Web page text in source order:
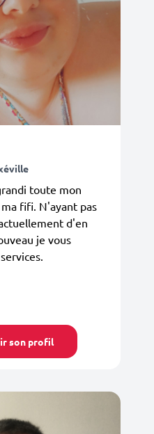
toute mon
fifi. N'ayant pas
d'en
je vous
son profil